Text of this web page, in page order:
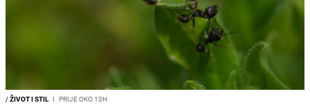
/ŽIVOT I STIL I PRIJE OKO 13H